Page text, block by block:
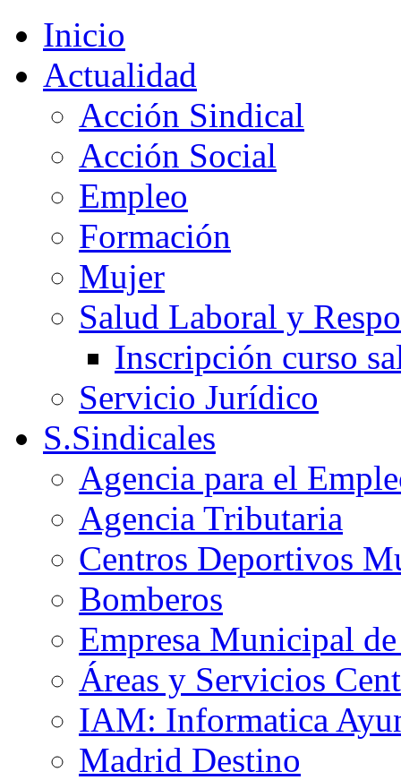
Inicio
Actualidad
Acción Sindical
Acción Social
Empleo
Formación
Mujer
Salud Laboral y
Inscripción curso
Servicio Jurídico
S.Sindicales
Agencia para el
Agencia Tributaria
Centros Deportivos
Bomberos
Empresa Municipal
Áreas y Servicios
IAM: Informatica
Madrid Destino